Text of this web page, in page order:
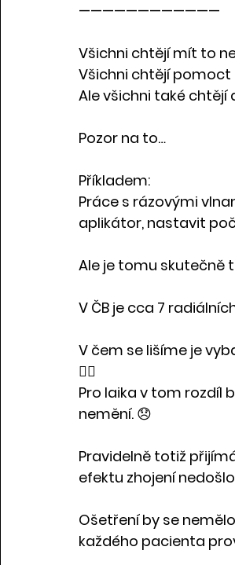
————————————
Všichni chtějí mít to
Všichni chtějí
Ale všichni také chtějí
Pozor na to…
Příkladem:
Práce s rázovými
aplikátor, nastavit
Ale je tomu skutečně
V ČB je cca 7
V čem se lišíme je
💁‍♂️
Pro laika v tom rozdíl
nemění. 😞
Pravidelně totiž
efektu zhojení
Ošetření by se
každého pacienta